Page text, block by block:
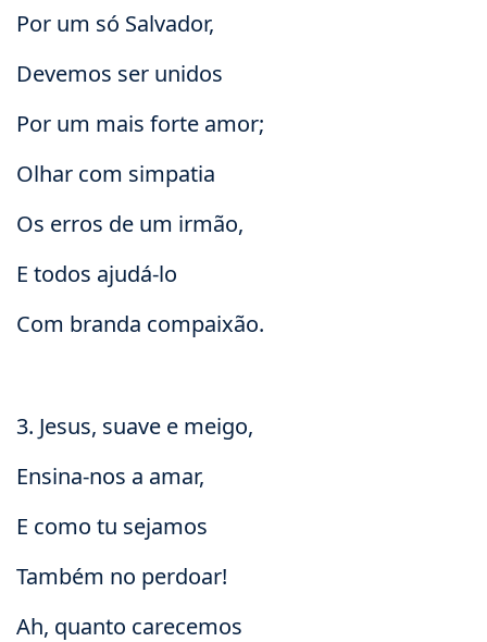
Por um só Salvador,
Devemos ser unidos
Por um mais forte amor;
Olhar com simpatia
Os erros de um irmão,
E todos ajudá-lo
Com branda compaixão.
3. Jesus, suave e meigo,
Ensina-nos a amar,
E como tu sejamos
Também no perdoar!
Ah, quanto carecemos